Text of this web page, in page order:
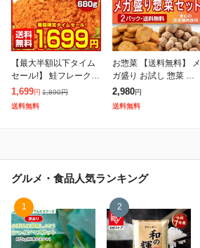
【最大半額以下タイム
セール!】 鮭フレーク
業務用 訳あり【大容量
メガ盛り 北海道.鮭フレ
1,699円 1,890円
送料無料
お惣菜 【送料無料】 メ
ガ盛り お試し 惣菜 選
べる 2Pセット まとめ
買い 大量 冷凍惣菜 業
2,980円
送料無料
グルメ・食品人気ランキング
1 2